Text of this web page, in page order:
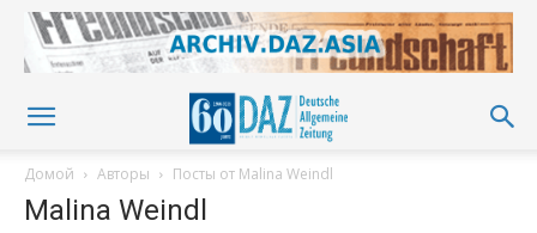
Домой Авторы Посты от Malina Weindl
Malina Weindl